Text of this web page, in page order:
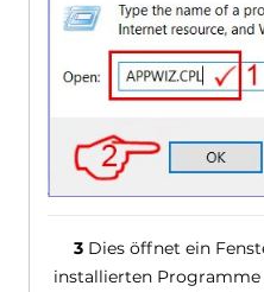
3Dies öffnet ein
installierten Programme